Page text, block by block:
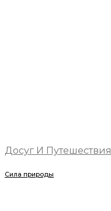
Досуг И Путешествия
Сила природы